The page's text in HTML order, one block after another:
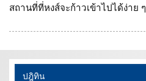
สถานที่ที่หงส์จะก้าวเข้าไปได้ง่าย ๆ
ปฎิทิน